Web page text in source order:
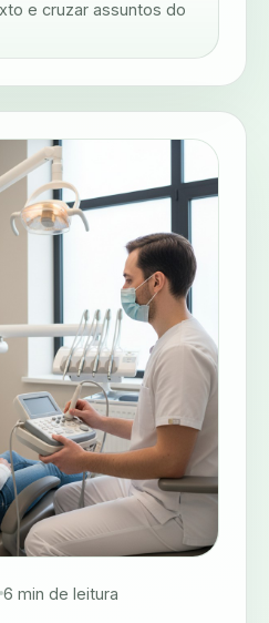
e cruzar assuntos do
6 min de leitura